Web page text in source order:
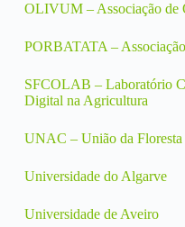
OLIVUM – Associação de
PORBATATA –
SFCOLAB – Laboratório
Digital na Agricultura
UNAC – União da Floresta
Universidade do Algarve
Universidade de Aveiro